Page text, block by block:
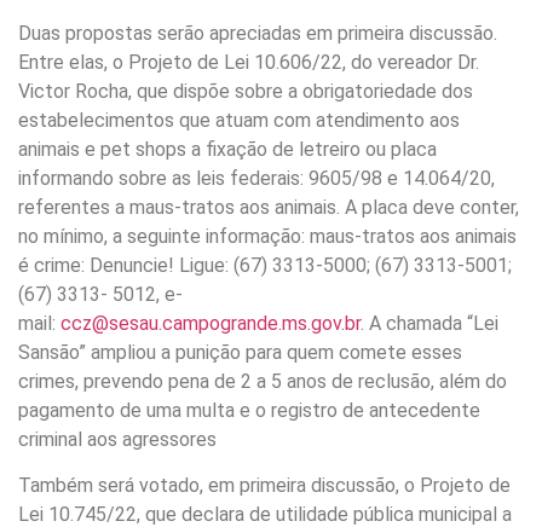
Duas propostas serão apreciadas em primeira discussão.
Entre elas, o Projeto de Lei 10.606/22, do vereador Dr.
Victor Rocha, que dispõe sobre a obrigatoriedade dos
estabelecimentos que atuam com atendimento aos
animais e pet shops a fixação de letreiro ou placa
informando sobre as leis federais: 9605/98 e 14.064/20,
referentes a maus-tratos aos animais. A placa deve conter,
no mínimo, a seguinte informação: maus-tratos aos animais
é crime: Denuncie! Ligue: (67) 3313-5000; (67) 3313-5001;
(67) 3313- 5012, e-
mail: ccz@sesau.campogrande.ms.gov.br. A chamada “Lei
Sansão” ampliou a punição para quem comete esses
crimes, prevendo pena de 2 a 5 anos de reclusão, além do
pagamento de uma multa e o registro de antecedente
criminal aos agressores
Também será votado, em primeira discussão, o Projeto de
Lei 10.745/22, que declara de utilidade pública municipal a